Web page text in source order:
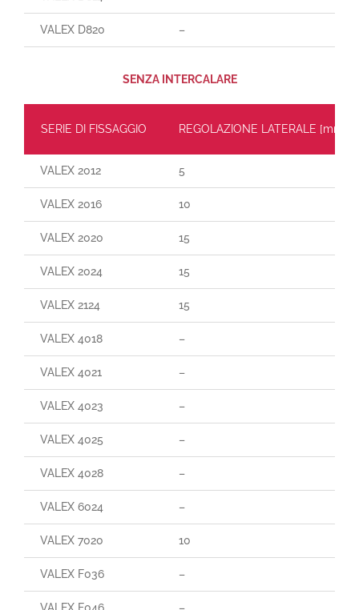
VALEX D820 –
SENZA INTERCALARE
SERIE DI FISSAGGIO REGOLAZIONE LATERALE [mm]
VALEX 2012 5
VALEX 2016 10
VALEX 2020 15
VALEX 2024 15
VALEX 2124 15
VALEX 4018 –
VALEX 4021 –
VALEX 4023 –
VALEX 4025 –
VALEX 4028 –
VALEX 6024 –
VALEX 7020 10
VALEX F036 –
VALEX F046 –